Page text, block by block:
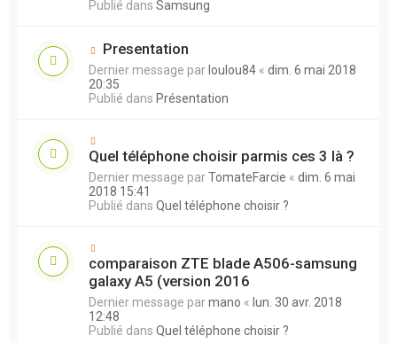
Publié dans Samsung
Presentation
Dernier message parloulou84 « dim. 6 mai 2018
20:35
Publié dans Présentation
Quel téléphone choisir parmis ces 3 là ?
Dernier message parTomateFarcie « dim. 6 mai
2018 15:41
Publié dans Quel téléphone choisir ?
comparaison ZTE blade A506-samsung
galaxy A5 (version 2016
Dernier message parmano « lun. 30 avr. 2018
12:48
Publié dans Quel téléphone choisir ?